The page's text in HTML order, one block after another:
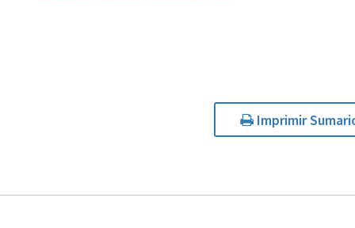
Imprimir